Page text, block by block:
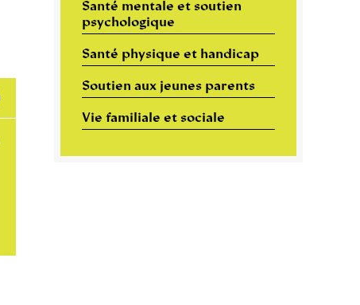
Santé mentale et soutien
psychologique
Santé physique et handicap
Soutien aux jeunes parents
Vie familiale et sociale